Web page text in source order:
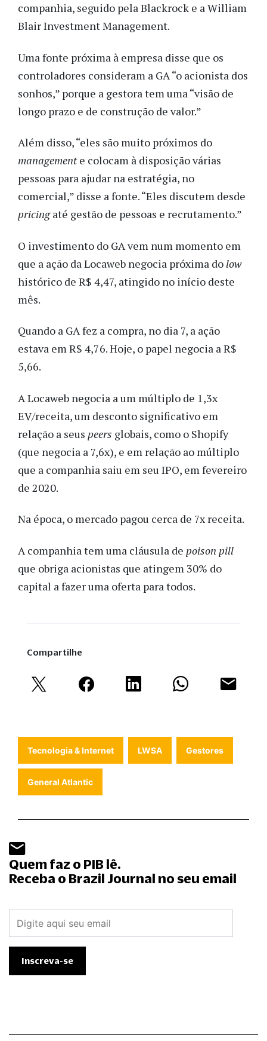
companhia, seguido pela Blackrock e a William
Blair Investment Management.
Uma fonte próxima à empresa disse que os
controladores consideram a GA “o acionista dos
sonhos,” porque a gestora tem uma “visão de
longo prazo e de construção de valor.”
Além disso, “eles são muito próximos do
managemente colocam à disposição várias
pessoas para ajudar na estratégia, no
comercial,” disse a fonte. “Eles discutem desde
pricingaté gestão de pessoas e recrutamento.”
O investimento do GA vem num momento em
que a ação da Locaweb negocia próxima do low
histórico de R$ 4,47, atingido no início deste
mês.
Quando a GA fez a compra, no dia 7, a ação
estava em R$ 4,76. Hoje, o papel negocia a R$
5,66.
A Locaweb negocia a um múltiplo de 1,3x
EV/receita, um desconto significativo em
relação a seus peers globais, como o Shopify
(que negocia a 7,6x), e em relação ao múltiplo
que a companhia saiu em seu IPO, em fevereiro
de 2020.
Na época, o mercado pagou cerca de 7x receita.
A companhia tem uma cláusula de poison pill
que obriga acionistas que atingem 30% do
capital a fazer uma oferta para todos.
Compartilhe
Tecnologia & Internet LWSA Gestores
General Atlantic
Quem faz o PIB lê.
Receba o Brazil Journal no seu email